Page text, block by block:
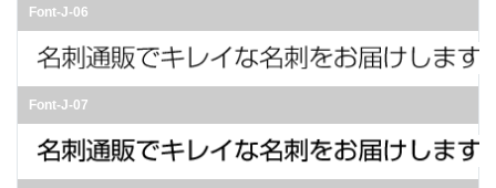
Font-J-06
Font-J-07